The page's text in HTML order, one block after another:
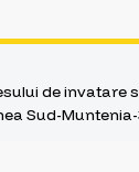
de invatare
Sud-Muntenia-